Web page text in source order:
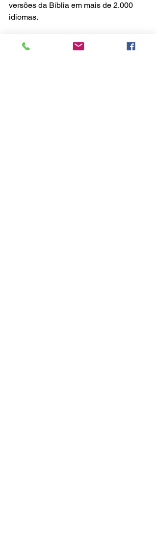
versões da Bíblia em mais de 2.000
idiomas.
	Para acompanhar o plano de
leitura anual criado pela INCC, você